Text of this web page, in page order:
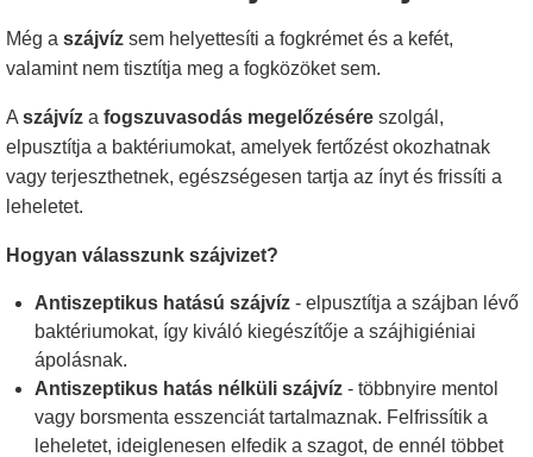
Még a szájvíz sem helyettesíti a fogkrémet és a kefét,
valamint nem tisztítja meg a fogközöket sem.
A szájvíz a fogszuvasodás megelőzésére szolgál,
elpusztítja a baktériumokat, amelyek fertőzést okozhatnak
vagy terjeszthetnek, egészségesen tartja az ínyt és frissíti a
leheletet.
Hogyan válasszunk szájvizet?
Antiszeptikus hatású szájvíz - elpusztítja a szájban lévő
baktériumokat, így kiváló kiegészítője a szájhigiéniai
ápolásnak.
Antiszeptikus hatás nélküli szájvíz - többnyire mentol
vagy borsmenta esszenciát tartalmaznak. Felfrissítik a
leheletet, ideiglenesen elfedik a szagot, de ennél többet